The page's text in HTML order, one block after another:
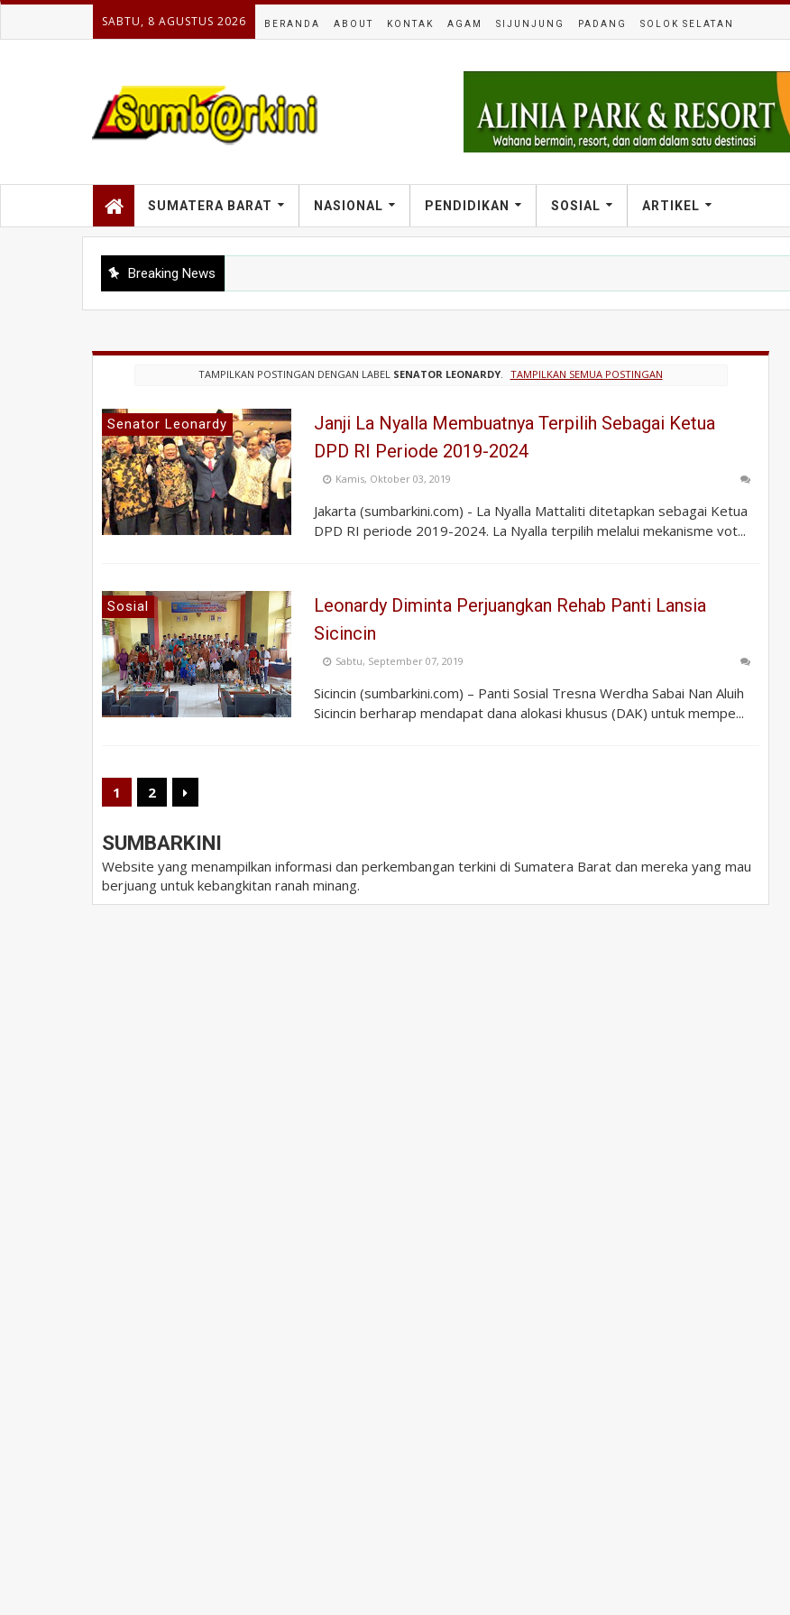
SABTU, 8 AGUSTUS 2026 BERANDA ABOUT KONTAK AGAM SIJUNJUNG PADANG SOLOK SELATAN
SUMATERA BARAT NASIONAL PENDIDIKAN SOSIAL ARTIKEL
Breaking News
Proyek Jalan Nasional Rp165 Miliar di Dharmasraya Bergulir, Pemkab Dorong Percepatan dan Penertiban ODOL
TAMPILKAN POSTINGAN DENGAN LABEL SENATOR LEONARDY. TAMPILKAN SEMUA POSTINGAN
Senator Leonardy
Janji La Nyalla Membuatnya Terpilih Sebagai Ketua
DPD RI Periode 2019-2024
Kamis, Oktober 03, 2019
Jakarta (sumbarkini.com) - La Nyalla Mattaliti ditetapkan sebagai Ketua
DPD RI periode 2019-2024. La Nyalla terpilih melalui mekanisme vot...
Sosial
Leonardy Diminta Perjuangkan Rehab Panti Lansia
Sicincin
Sabtu, September 07, 2019
Sicincin (sumbarkini.com) – Panti Sosial Tresna Werdha Sabai Nan Aluih
Sicincin berharap mendapat dana alokasi khusus (DAK) untuk mempe...
1 2
SUMBARKINI
Website yang menampilkan informasi dan perkembangan terkini di Sumatera Barat dan mereka yang mau
berjuang untuk kebangkitan ranah minang.